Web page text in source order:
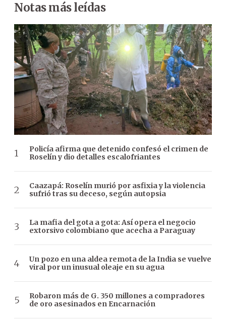
Notas más leídas
Policía afirma que detenido confesó el crimen de
Roselín y dio detalles escalofriantes
Caazapá: Roselín murió por asfixia y la violencia
sufrió tras su deceso, según autopsia
La mafia del gota a gota: Así opera el negocio
extorsivo colombiano que acecha a Paraguay
Un pozo en una aldea remota de la India se vuelve
viral por un inusual oleaje en su agua
Robaron más de G. 350 millones a compradores
de oro asesinados en Encarnación